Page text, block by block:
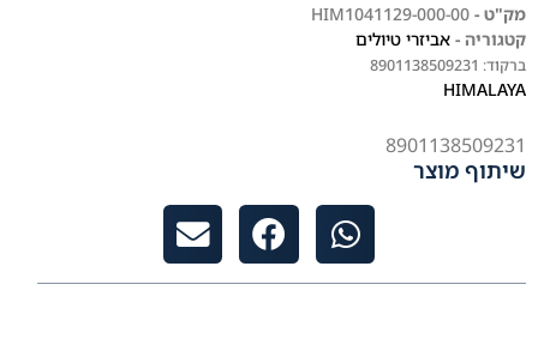
מק"ט - HIM1041129-000-00
קטגוריה - אביזרי טיולים
ברקוד: 8901138509231
HIMALAYA
8901138509231
שיתוף מוצר